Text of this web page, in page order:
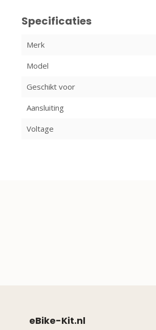
Specificaties
Merk
Model
Geschikt voor
Aansluiting
Voltage
eBike-Kit.nl